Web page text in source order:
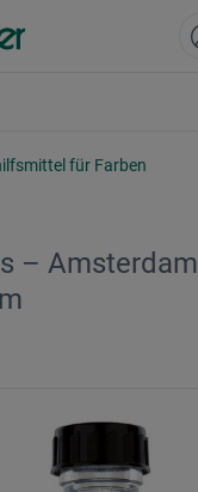
für Farben
– Amsterdam